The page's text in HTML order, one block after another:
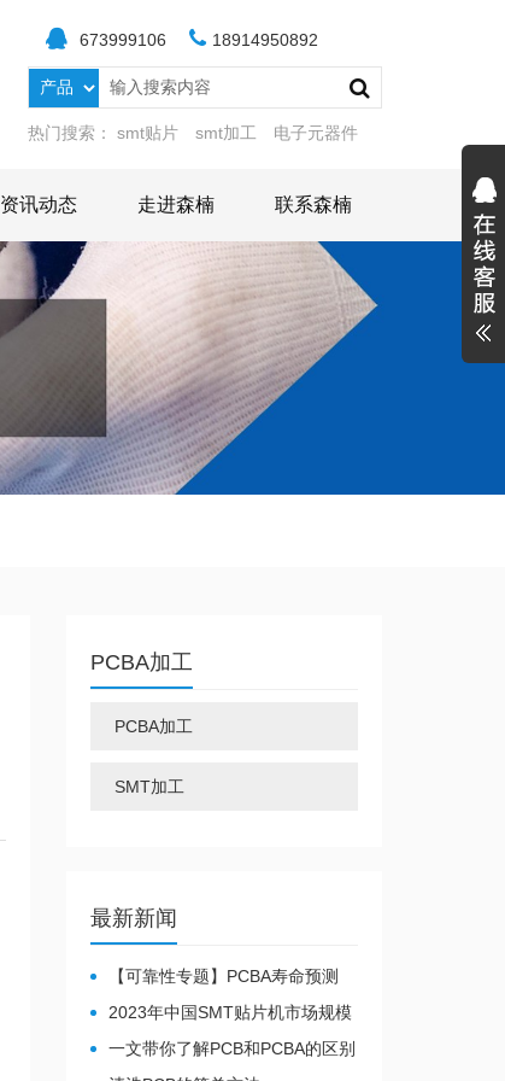
673999106 18914950892
热门搜索： smt贴片 smt加工 电子元器件
资讯动态 走进森楠 联系森楠
PCBA加工
PCBA加工
SMT加工
最新新闻
【可靠性专题】PCBA寿命预测
动态老化测试&静态老化测试
2023年中国SMT贴片机市场规模
及行业发展趋势
一文带你了解PCB和PCBA的区别